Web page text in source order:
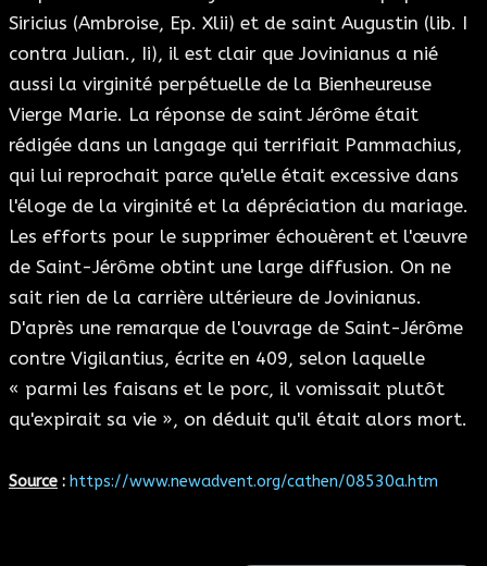
Siricius (Ambroise, Ep. Xlii) et de saint Augustin (lib. I
contra Julian., Ii), il est clair que Jovinianus a nié
aussi la virginité perpétuelle de la Bienheureuse
Vierge Marie. La réponse de saint Jérôme était
rédigée dans un langage qui terrifiait Pammachius,
qui lui reprochait parce qu'elle était excessive dans
l'éloge de la virginité et la dépréciation du mariage.
Les efforts pour le supprimer échouèrent et l'œuvre
de Saint-Jérôme obtint une large diffusion. On ne
sait rien de la carrière ultérieure de Jovinianus.
D'après une remarque de l'ouvrage de Saint-Jérôme
contre Vigilantius, écrite en 409, selon laquelle
« parmi les faisans et le porc, il vomissait plutôt
qu'expirait sa vie », on déduit qu'il était alors mort.
Source : https://www.newadvent.org/cathen/08530a.htm